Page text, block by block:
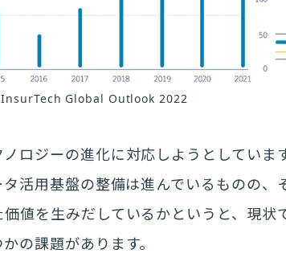
InsurTech Global Outlook 2022
ロジーの進化に対応しようとしていま
活用基盤の整備は進んでいるものの、
値を生みだしているかというと、現状
の課題があります。